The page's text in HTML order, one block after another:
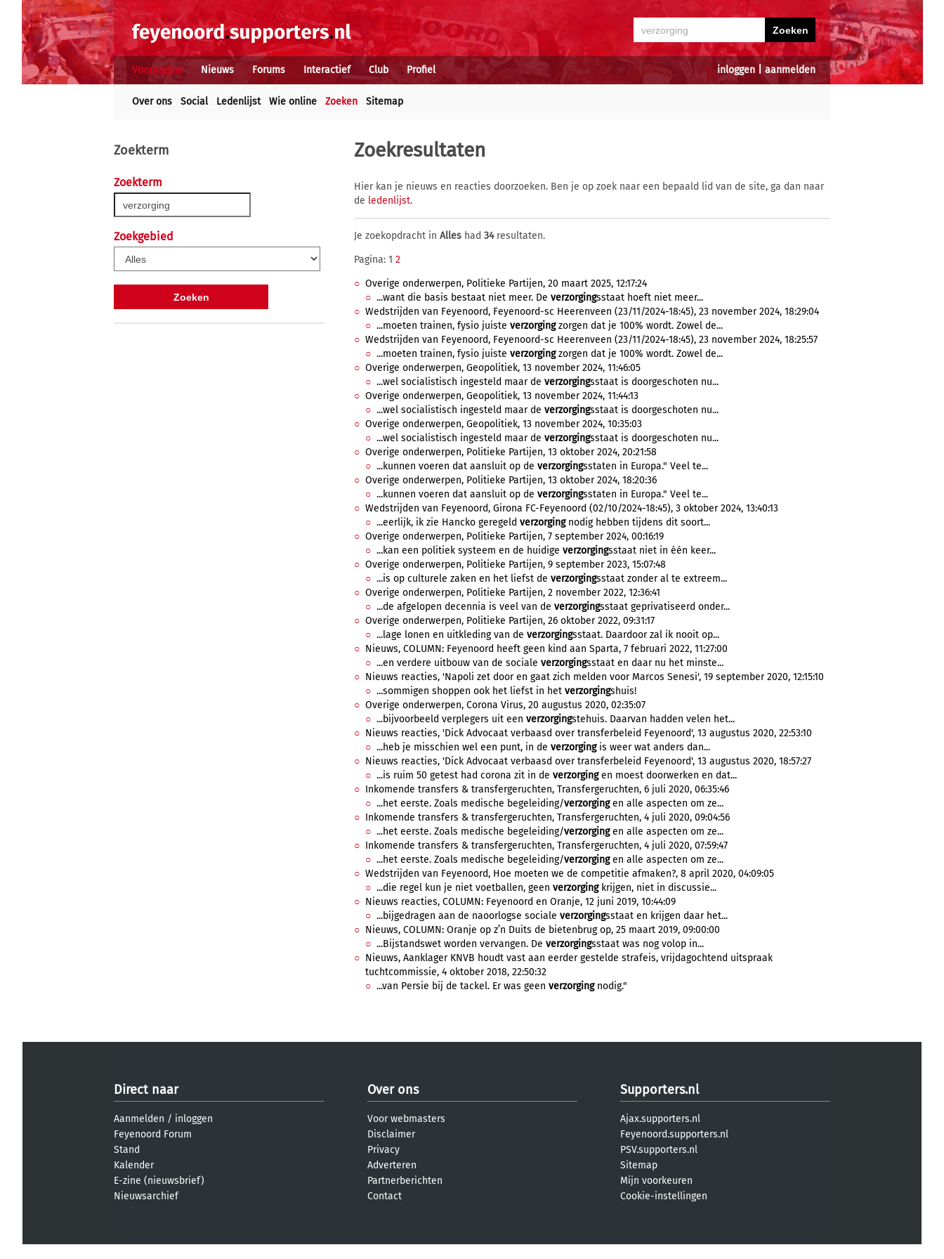
inloggen aanmelden
Voorpagina Nieuws Forums Interactief Club Profiel
Over ons Social Ledenlijst Wie online Zoeken Sitemap
Zoekterm
Zoekterm
Zoekgebied
Zoekresultaten
Hier kan je nieuws en reacties doorzoeken. Ben je op zoek naar een bepaald lid van de site, ga dan naar
de ledenlijst.
Je zoekopdracht in Alles had 34resultaten.
Pagina: 1 2
Overige onderwerpen, Politieke Partijen, 20 maart 2025, 12:17:24
...want die basis bestaat niet meer. De verzorgingsstaat hoeft niet meer...
Wedstrijden van Feyenoord, Feyenoord-sc Heerenveen (23/11/2024-18:45), 23 november 2024, 18:29:04
...moeten trainen, fysio juiste verzorgingzorgen dat je 100% wordt. Zowel de...
Wedstrijden van Feyenoord, Feyenoord-sc Heerenveen (23/11/2024-18:45), 23 november 2024, 18:25:57
...moeten trainen, fysio juiste verzorgingzorgen dat je 100% wordt. Zowel de...
Overige onderwerpen, Geopolitiek, 13 november 2024, 11:46:05
...wel socialistisch ingesteld maar de verzorgingsstaat is doorgeschoten nu...
Overige onderwerpen, Geopolitiek, 13 november 2024, 11:44:13
...wel socialistisch ingesteld maar de verzorgingsstaat is doorgeschoten nu...
Overige onderwerpen, Geopolitiek, 13 november 2024, 10:35:03
...wel socialistisch ingesteld maar de verzorgingsstaat is doorgeschoten nu...
Overige onderwerpen, Politieke Partijen, 13 oktober 2024, 20:21:58
...kunnen voeren dat aansluit op de verzorgingsstaten in Europa." Veel te...
Overige onderwerpen, Politieke Partijen, 13 oktober 2024, 18:20:36
...kunnen voeren dat aansluit op de verzorgingsstaten in Europa." Veel te...
Wedstrijden van Feyenoord, Girona FC-Feyenoord (02/10/2024-18:45), 3 oktober 2024, 13:40:13
...eerlijk, ik zie Hancko geregeld verzorgingnodig hebben tijdens dit soort...
Overige onderwerpen, Politieke Partijen, 7 september 2024, 00:16:19
...kan een politiek systeem en de huidige verzorgingsstaat niet in één keer...
Overige onderwerpen, Politieke Partijen, 9 september 2023, 15:07:48
...is op culturele zaken en het liefst de verzorgingsstaat zonder al te extreem...
Overige onderwerpen, Politieke Partijen, 2 november 2022, 12:36:41
...de afgelopen decennia is veel van de verzorgingsstaat geprivatiseerd onder...
Overige onderwerpen, Politieke Partijen, 26 oktober 2022, 09:31:17
...lage lonen en uitkleding van de verzorgingsstaat. Daardoor zal ik nooit op...
Nieuws, COLUMN: Feyenoord heeft geen kind aan Sparta, 7 februari 2022, 11:27:00
...en verdere uitbouw van de sociale verzorgingsstaat en daar nu het minste...
Nieuws reacties, 'Napoli zet door en gaat zich melden voor Marcos Senesi', 19 september 2020, 12:15:10
...sommigen shoppen ook het liefst in het verzorgingshuis!
Overige onderwerpen, Corona Virus, 20 augustus 2020, 02:35:07
...bijvoorbeeld verplegers uit een verzorgingstehuis. Daarvan hadden velen het...
Nieuws reacties, 'Dick Advocaat verbaasd over transferbeleid Feyenoord', 13 augustus 2020, 22:53:10
...heb je misschien wel een punt, in de verzorgingis weer wat anders dan...
Nieuws reacties, 'Dick Advocaat verbaasd over transferbeleid Feyenoord', 13 augustus 2020, 18:57:27
...is ruim 50 getest had corona zit in de verzorgingen moest doorwerken en dat...
Inkomende transfers & transfergeruchten, Transfergeruchten, 6 juli 2020, 06:35:46
...het eerste. Zoals medische begeleiding/verzorgingen alle aspecten om ze...
Inkomende transfers & transfergeruchten, Transfergeruchten, 4 juli 2020, 09:04:56
...het eerste. Zoals medische begeleiding/verzorgingen alle aspecten om ze...
Inkomende transfers & transfergeruchten, Transfergeruchten, 4 juli 2020, 07:59:47
...het eerste. Zoals medische begeleiding/verzorgingen alle aspecten om ze...
Wedstrijden van Feyenoord, Hoe moeten we de competitie afmaken?, 8 april 2020, 04:09:05
...die regel kun je niet voetballen, geen verzorgingkrijgen, niet in discussie...
Nieuws reacties, COLUMN: Feyenoord en Oranje, 12 juni 2019, 10:44:09
...bijgedragen aan de naoorlogse sociale verzorgingsstaat en krijgen daar het...
Nieuws, COLUMN: Oranje op z’n Duits de bietenbrug op, 25 maart 2019, 09:00:00
...Bijstandswet worden vervangen. De verzorgingsstaat was nog volop in...
Nieuws, Aanklager KNVB houdt vast aan eerder gestelde strafeis, vrijdagochtend uitspraak
tuchtcommissie, 4 oktober 2018, 22:50:32
...van Persie bij de tackel. Er was geen verzorgingnodig."
Direct naar
Aanmelden / inloggen
Feyenoord Forum
Stand
Kalender
E-zine (nieuwsbrief)
Nieuwsarchief
Over ons
Voor webmasters
Disclaimer
Privacy
Adverteren
Partnerberichten
Contact
Supporters.nl
Ajax.supporters.nl
Feyenoord.supporters.nl
PSV.supporters.nl
Sitemap
Mijn voorkeuren
Cookie-instellingen